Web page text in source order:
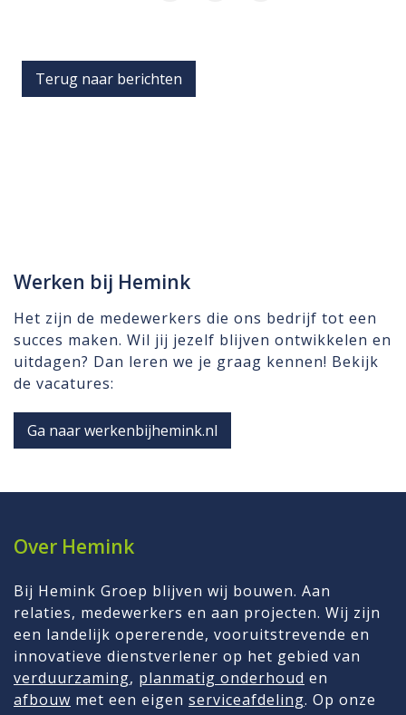
Terug naar berichten
Werken bij Hemink
Het zijn de medewerkers die ons bedrijf tot een
succes maken. Wil jij jezelf blijven ontwikkelen en
uitdagen? Dan leren we je graag kennen! Bekijk
de vacatures:
Ga naar werkenbijhemink.nl
Over Hemink
Bij Hemink Groep blijven wij bouwen. Aan
relaties, medewerkers en aan projecten. Wij zijn
een landelijk opererende, vooruitstrevende en
innovatieve dienstverlener op het gebied van
verduurzaming, planmatig onderhoud en
afbouw met een eigen serviceafdeling. Op onze